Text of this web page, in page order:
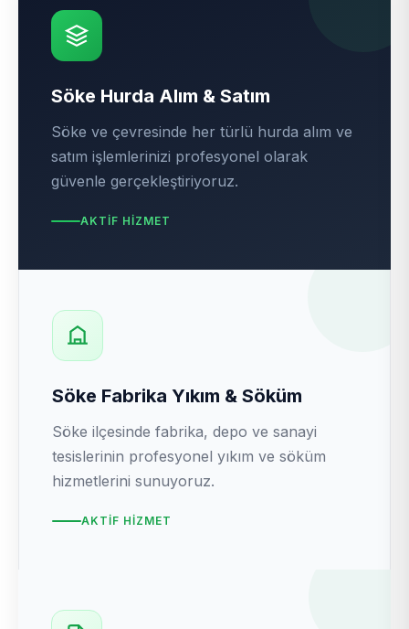
Söke Hurda Alım & Satım
Söke ve çevresinde her türlü hurda alım ve
satım işlemlerinizi profesyonel olarak
güvenle gerçekleştiriyoruz.
AKTIF HIZMET
Söke Fabrika Yıkım & Söküm
Söke ilçesinde fabrika, depo ve sanayi
tesislerinin profesyonel yıkım ve söküm
hizmetlerini sunuyoruz.
AKTIF HIZMET